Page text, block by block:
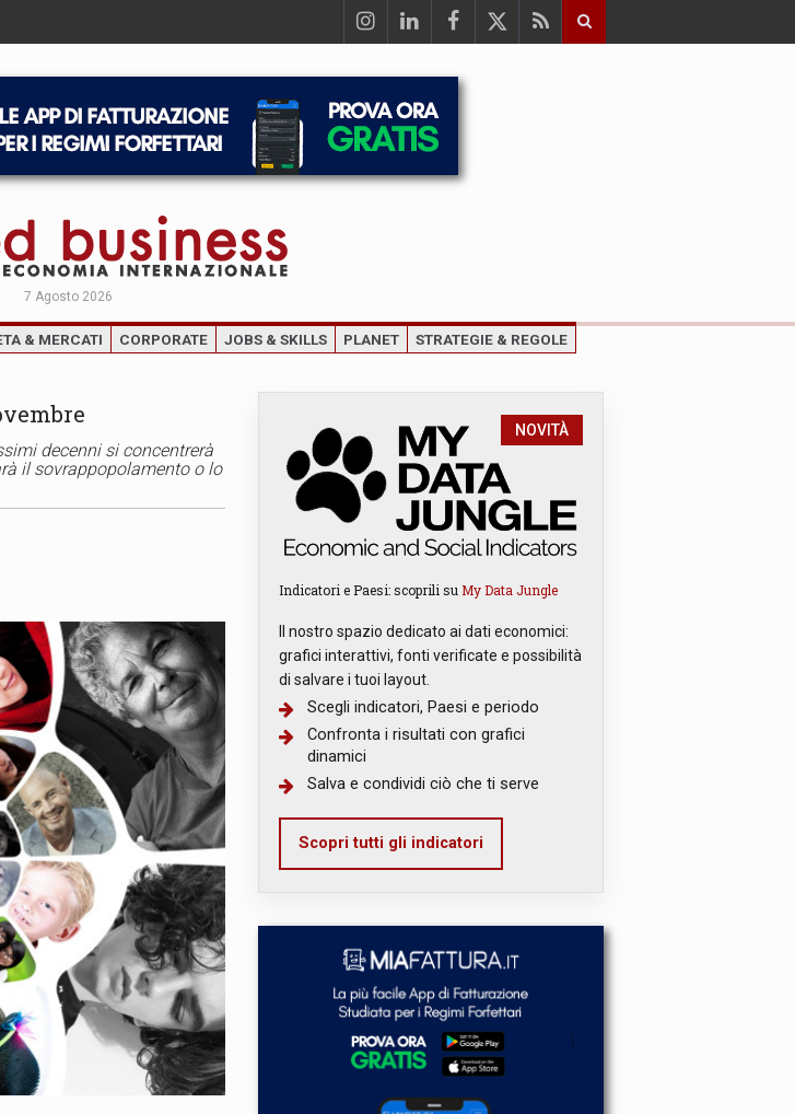
7 Agosto 2026
& MERCATI CORPORATE JOBS & SKILLS PLANET STRATEGIE & REGOLE
decenni si concentrerà
il sovrappopolamento o lo
NOVITÀ
Indicatori e Paesi: scoprili su My Data Jungle
Il nostro spazio dedicato ai dati economici:
grafici interattivi, fonti verificate e possibilità
di salvare i tuoi layout.
Scegli indicatori, Paesi e periodo
Confronta i risultati con grafici
dinamici
Salva e condividi ciò che ti serve
Scopri tutti gli indicatori